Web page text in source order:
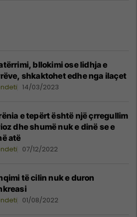
bllokimi ose lidhja e
shkaktohet edhe nga ilaçet
14/03/2023
e tepërt është një çrregullim
dhe shumë nuk e dinë se e
atë
07/12/2022
të cilin nuk e duron
01/08/2022